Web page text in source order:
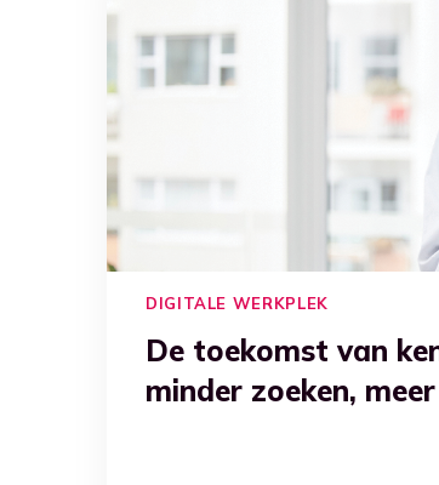
DIGITALE WERKPLEK
De toekomst van
minder zoeken,